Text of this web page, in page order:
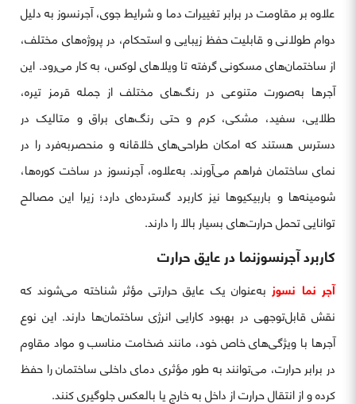
علاوه بر مقاومت در برابر تغییرات دما و شرایط جوی، آجرنسوز به دلیل
دوام طولانی و قابلیت حفظ زیبایی و استحکام، در پروژه‌های مختلف،
از ساختمان‌های مسکونی گرفته تا ویلاهای لوکس، به کار می‌رود. این
آجرها به‌صورت متنوعی در رنگ‌های مختلف از جمله قرمز تیره،
طلایی، سفید، مشکی، کرم و حتی رنگ‌های براق و متالیک در
دسترس هستند که امکان طراحی‌های خلاقانه و منحصربه‌فرد را در
نمای ساختمان فراهم می‌آورند. به‌علاوه، آجرنسوز در ساخت کوره‌ها،
شومینه‌ها و باربیکیوها نیز کاربرد گسترده‌ای دارد؛ زیرا این مصالح
توانایی تحمل حرارت‌های بسیار بالا را دارند.
کاربرد آجرنسوزنما در عایق حرارت
آجر نما نسوزبه‌عنوان یک عایق حرارتی مؤثر شناخته می‌شوند که
نقش قابل‌توجهی در بهبود کارایی انرژی ساختمان‌ها دارند. این نوع
آجرها با ویژگی‌های خاص خود، مانند ضخامت مناسب و مواد مقاوم
در برابر حرارت، می‌توانند به طور مؤثری دمای داخلی ساختمان را حفظ
کرده و از انتقال حرارت از داخل به خارج یا بالعکس جلوگیری کنند.